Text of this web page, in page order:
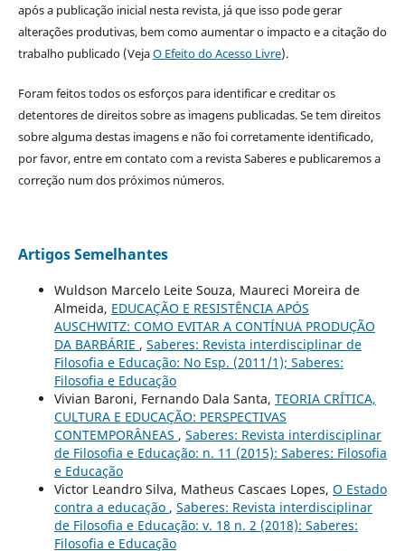
após a publicação inicial nesta revista, já que isso pode gerar
alterações produtivas, bem como aumentar o impacto e a citação do
trabalho publicado (VejaO Efeito do Acesso Livre).
Foram feitos todos os esforços para identificar e creditar os
detentores de direitos sobre as imagens publicadas. Se tem direitos
sobre alguma destas imagens e não foi corretamente identificado,
por favor, entre em contato com a revista Saberes e publicaremos a
correção num dos próximos números.
Artigos Semelhantes
Wuldson Marcelo Leite Souza, Maureci Moreira de
Almeida, EDUCAÇÃO E RESISTÊNCIA APÓS
AUSCHWITZ: COMO EVITAR A CONTÍNUA PRODUÇÃO
DA BARBÁRIE , Saberes: Revista interdisciplinar de
Filosofia e Educação: No Esp. (2011/1); Saberes:
Filosofia e Educação
Vivian Baroni, Fernando Dala Santa, TEORIA CRÍTICA,
CULTURA E EDUCAÇÃO: PERSPECTIVAS
CONTEMPORÂNEAS , Saberes: Revista interdisciplinar
de Filosofia e Educação: n. 11 (2015): Saberes: Filosofia
e Educação
Victor Leandro Silva, Matheus Cascaes Lopes, O Estado
contra a educação , Saberes: Revista interdisciplinar
de Filosofia e Educação: v. 18 n. 2 (2018): Saberes:
Filosofia e Educação